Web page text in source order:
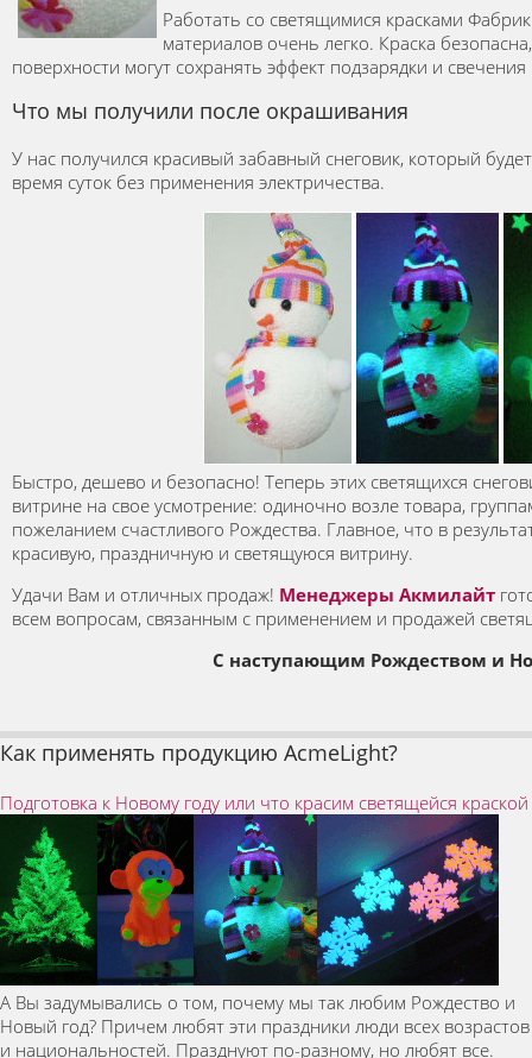
Работать со светящимися красками
материалов очень легко. Краска
поверхности могут сохранять эффект подзарядки и
Что мы получили после окрашивания
У нас получился красивый забавный снеговик, который
время суток без применения электричества.
Быстро, дешево и безопасно! Теперь этих светящихся
витрине на свое усмотрение: одиночно возле товара,
пожеланием счастливого Рождества. Главное, что в
красивую, праздничную и светящуюся витрину.
Удачи Вам и отличных продаж! Менеджеры Акмилайт
всем вопросам, связанным с применением и продажей
С наступающим Рождеством и
Как применять продукцию AcmeLight?
Подготовка к Новому году или что красим светящейся краской
А Вы задумывались о том, почему мы так любим Рождество и
Новый год? Причем любят эти праздники люди всех возрастов
и национальностей. Празднуют по-разному, но любят все.